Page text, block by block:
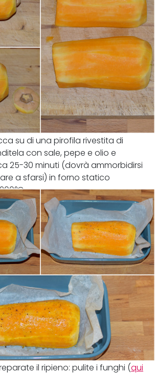
su di una pirofila rivestita di
con sale, pepe e olio e
25-30 minuti (dovrà ammorbidirsi
a sfarsi) in forno statico
il ripieno: pulite i funghi (qui